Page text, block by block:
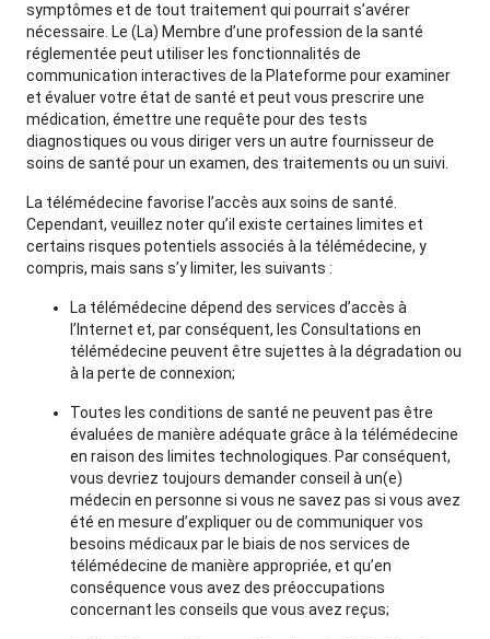
symptômes et de tout traitement qui pourrait s’avérer
nécessaire. Le (La) Membre d’une profession de la santé
réglementée peut utiliser les fonctionnalités de
communication interactives de la Plateforme pour examiner
et évaluer votre état de santé et peut vous prescrire une
médication, émettre une requête pour des tests
diagnostiques ou vous diriger vers un autre fournisseur de
soins de santé pour un examen, des traitements ou un suivi.
La télémédecine favorise l’accès aux soins de santé.
Cependant, veuillez noter qu’il existe certaines limites et
certains risques potentiels associés à la télémédecine, y
compris, mais sans s’y limiter, les suivants :
La télémédecine dépend des services d’accès à
l’Internet et, par conséquent, les Consultations en
télémédecine peuvent être sujettes à la dégradation ou
à la perte de connexion;
Toutes les conditions de santé ne peuvent pas être
évaluées de manière adéquate grâce à la télémédecine
en raison des limites technologiques. Par conséquent,
vous devriez toujours demander conseil à un(e)
médecin en personne si vous ne savez pas si vous avez
été en mesure d’expliquer ou de communiquer vos
besoins médicaux par le biais de nos services de
télémédecine de manière appropriée, et qu’en
conséquence vous avez des préoccupations
concernant les conseils que vous avez reçus;